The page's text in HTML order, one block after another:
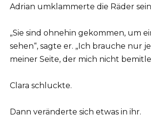
Adrian umklammerte die Räder
„Sie sind ohnehin gekommen, um
sehen“, sagte er. „Ich brauche nur
meiner Seite, der mich nicht
Clara schluckte.
Dann veränderte sich etwas in ihr.